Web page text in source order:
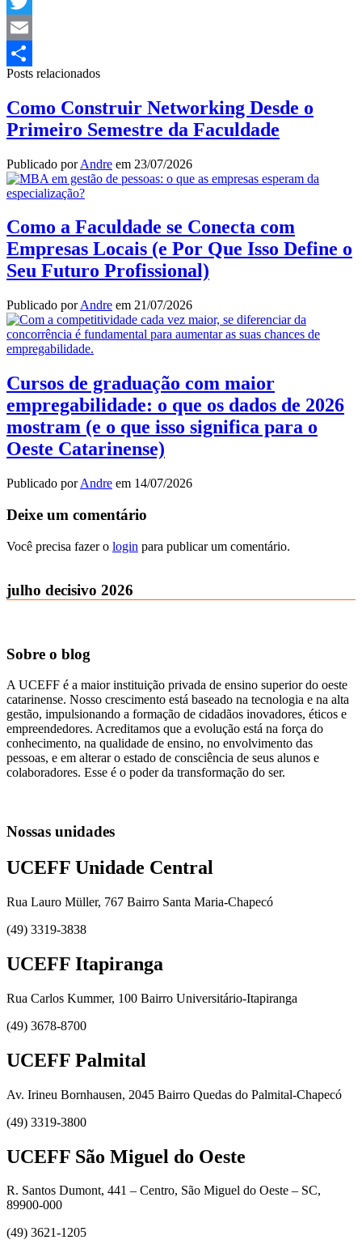
Twitter
Email
Share
Posts relacionados
Como Construir Networking Desde o
Primeiro Semestre da Faculdade
Publicado porAndre em 23/07/2026
Como a Faculdade se Conecta com
Empresas Locais (e Por Que Isso Define o
Seu Futuro Profissional)
Publicado porAndre em 21/07/2026
Cursos de graduação com maior
empregabilidade: o que os dados de 2026
mostram (e o que isso significa para o
Oeste Catarinense)
Publicado porAndre em 14/07/2026
Deixe um comentário
Você precisa fazer o login para publicar um comentário.
julho decisivo 2026
Sobre o blog
A UCEFF é a maior instituição privada de ensino superior do oeste
catarinense. Nosso crescimento está baseado na tecnologia e na alta
gestão, impulsionando a formação de cidadãos inovadores, éticos e
empreendedores. Acreditamos que a evolução está na força do
conhecimento, na qualidade de ensino, no envolvimento das
pessoas, e em alterar o estado de consciência de seus alunos e
colaboradores. Esse é o poder da transformação do ser.
Nossas unidades
UCEFF Unidade Central
Rua Lauro Müller, 767 Bairro Santa Maria-Chapecó
(49) 3319-3838
UCEFF Itapiranga
Rua Carlos Kummer, 100 Bairro Universitário-Itapiranga
(49) 3678-8700
UCEFF Palmital
Av. Irineu Bornhausen, 2045 Bairro Quedas do Palmital-Chapecó
(49) 3319-3800
UCEFF São Miguel do Oeste
R. Santos Dumont, 441 – Centro, São Miguel do Oeste – SC,
89900-000
(49) 3621-1205